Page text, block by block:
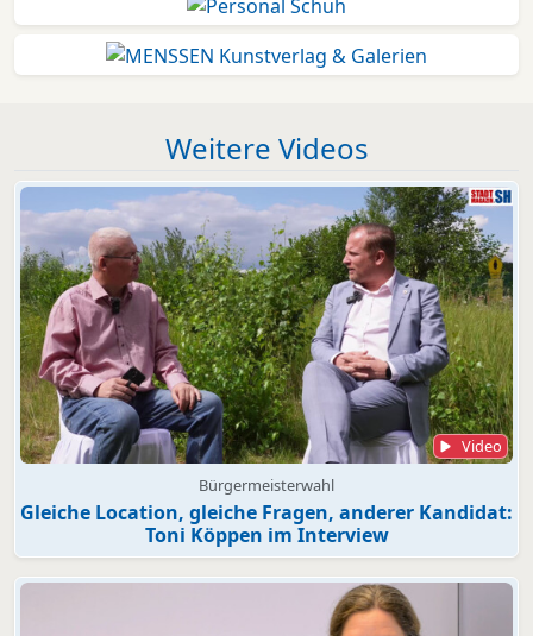
Weitere Videos
Video
Bürgermeisterwahl
Gleiche Location, gleiche Fragen, anderer Kandidat:
Toni Köppen im Interview